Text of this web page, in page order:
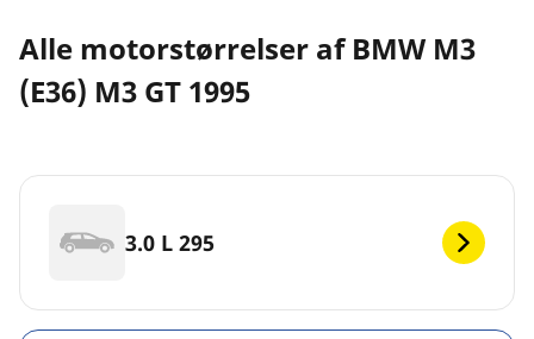
Alle motorstørrelser af BMW M3
(E36) M3 GT 1995
3.0 L 295